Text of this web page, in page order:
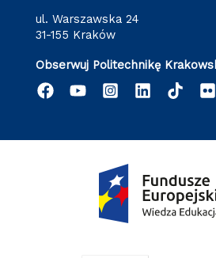
ul. Warszawska 24
31-155 Kraków
Obserwuj Politechnikę